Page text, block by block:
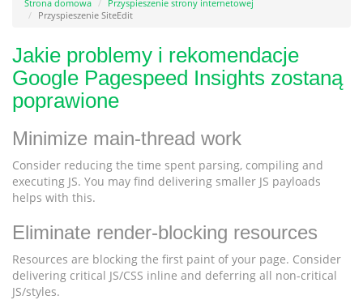
Strona domowa
Przyspieszenie strony internetowej
Przyspieszenie SiteEdit
Jakie problemy i rekomendacje
Google Pagespeed Insights zostaną
poprawione
Minimize main-thread work
Consider reducing the time spent parsing, compiling and
executing JS. You may find delivering smaller JS payloads
helps with this.
Eliminate render-blocking resources
Resources are blocking the first paint of your page. Consider
delivering critical JS/CSS inline and deferring all non-critical
JS/styles.